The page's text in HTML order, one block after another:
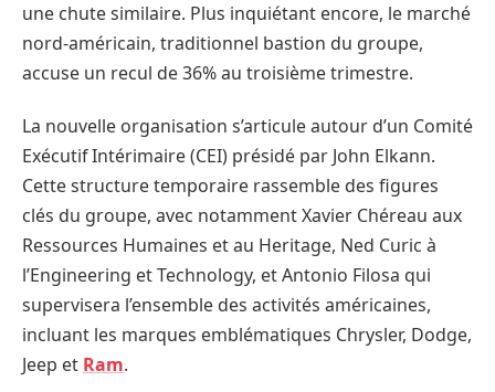
une chute similaire. Plus inquiétant encore, le marché
nord-américain, traditionnel bastion du groupe,
accuse un recul de 36% au troisième trimestre.
La nouvelle organisation s’articule autour d’un Comité
Exécutif Intérimaire (CEI) présidé par John Elkann.
Cette structure temporaire rassemble des figures
clés du groupe, avec notamment Xavier Chéreau aux
Ressources Humaines et au Heritage, Ned Curic à
l’Engineering et Technology, et Antonio Filosa qui
supervisera l’ensemble des activités américaines,
incluant les marques emblématiques Chrysler, Dodge,
Jeep et Ram.